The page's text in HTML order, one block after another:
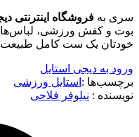
سری به فروشگاه اینترنتی
بوت و کفش ورزشی،
خودتان یک ست کامل
ورود به دیجی استایل
برچسب‌ها : استایل ورزشی
نویسنده :‌ نیلوفر فلاحی